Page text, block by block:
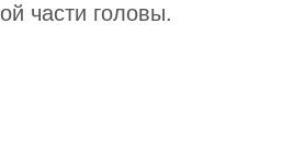
части головы.